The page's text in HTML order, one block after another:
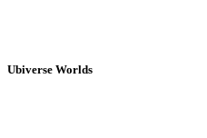
Ubiverse Worlds